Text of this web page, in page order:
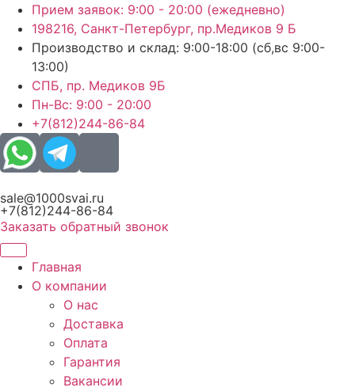
Перейти
содержимому
Прием заявок: 9:00 - 20:00 (ежедневно)
198216, Санкт-Петербург, пр.Медиков 9 Б
Производство и склад: 9:00-18:00 (сб,вс 9:00-
13:00)
СПБ, пр. Медиков 9Б
Пн-Вс: 9:00 - 20:00
+7(812)244-86-84
sale@1000svai.ru
+7(812)244-86-84
Заказать обратный звонок
Главная
О компании
О нас
Доставка
Оплата
Гарантия
Вакансии